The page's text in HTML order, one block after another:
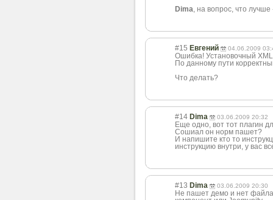
Dima, на вопрос, что
#15 Евгений 04.06.2009
Ошибка! Установочный
По данному пути
Что делать?
#14 Dima 03.06.2009 20:32
Еще одно, вот тот плагин
Сошиал он норм пашет?
И напишите кто то
инструкцию внутри, у вас
#13 Dima 03.06.2009 20:30
Не пашет демо и нет